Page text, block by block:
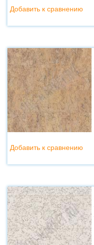
Добавить к сравнению
Добавить к сравнению